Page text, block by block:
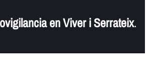
en Viver i Serrateix.